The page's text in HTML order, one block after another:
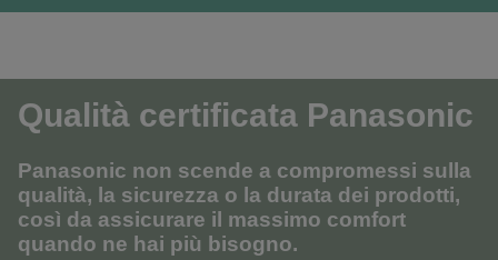
Qualità certificata Panasonic
Panasonic non scende a compromessi sulla
qualità, la sicurezza o la durata dei prodotti,
così da assicurare il massimo comfort
quando ne hai più bisogno.